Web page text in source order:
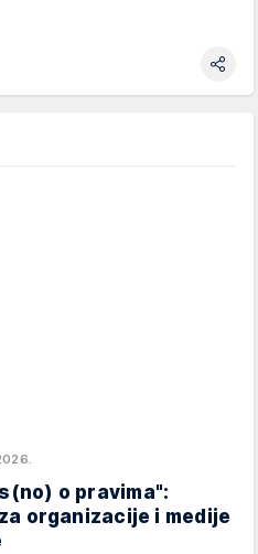
o pravima":
organizacije i medije